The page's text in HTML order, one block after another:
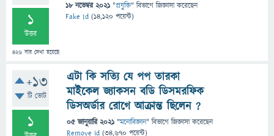
1
উত্তর
426 বার দেখা হয়েছে
18 নভেম্বর 2021 "প্রযুক্তি" বিভাগে জিজ্ঞাসাকরেছেন
Fake Id (14,120 পয়েন্ট)
+13
টি ভোট
1
এটা কি সত্যি যে পপ তারকা
মাইকেল জ্যাকসন বডি ডিসমরফিক
ডিসঅর্ডার রোগে আক্রান্ত ছিলেন ?
05 জানুয়ারি 2021 "মনোবিজ্ঞান" বিভাগে জিজ্ঞাসাকরেছেন
Remove id (34,670 পয়েন্ট)